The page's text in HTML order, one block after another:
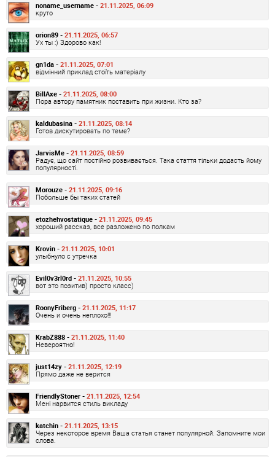
noname_username - 21.11.2025, 06:09
круто
orion89 - 21.11.2025, 06:57
Ух ты :) Здорово как!
gn1da - 21.11.2025, 07:01
відмінний приклад стоїть матеріалу
BillAxe - 21.11.2025, 08:00
Пора автору памятник поставить при жизни. Кто за?
kaldubasina - 21.11.2025, 08:14
Готов дискутировать по теме?
JarvisMe - 21.11.2025, 08:59
Радує, що сайт постійно розвивається. Така стаття тільки додасть йому
популярності.
Morouze - 21.11.2025, 09:16
Побольше бы таких статей
etozhehvostatique - 21.11.2025, 09:45
хороший рассказ, все разложено по полкам
Krovin - 21.11.2025, 10:01
улыбнуло с утречка
Evil0v3rl0rd - 21.11.2025, 10:55
вот это позитив) просто класс)
RoonyFriberg - 21.11.2025, 11:17
Очень и очень неплохо!!!
KrabZ888 - 21.11.2025, 11:40
Невероятно!
just14zy - 21.11.2025, 12:19
Прямо даже не верится
FriendlyStoner - 21.11.2025, 12:54
Мені нарвится стиль викладу
katchin - 21.11.2025, 13:15
Через некоторое время Ваша статья станет популярной. Запомните мои
слова.